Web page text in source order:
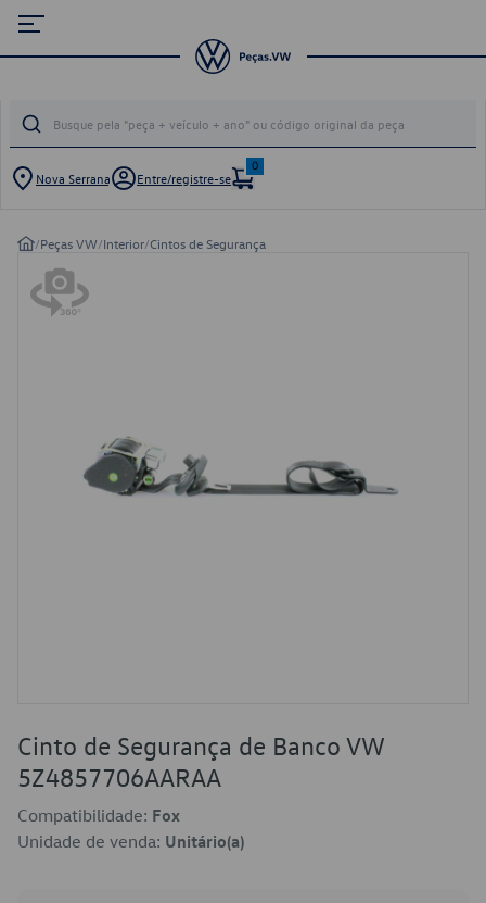
Nova Serrana Entre/registre-se
0
/Peças VW/Interior/Cintos de Segurança
Cinto de Segurança de Banco VW
5Z4857706AARAA
Compatibilidade: Fox
Unidade de venda: Unitário(a)